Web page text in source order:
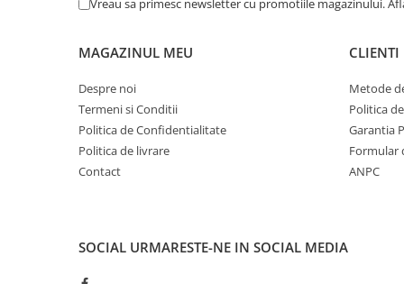
Vreau sa primesc newsletter cu promotiile magazinului.
MAGAZINUL MEU
Despre noi
Termeni si Conditii
Politica de Confidentialitate
Politica de livrare
Contact
CLIENTI
Metode
Politica
Garantia
Formular
ANPC
SOCIAL URMARESTE-NE IN SOCIAL MEDIA